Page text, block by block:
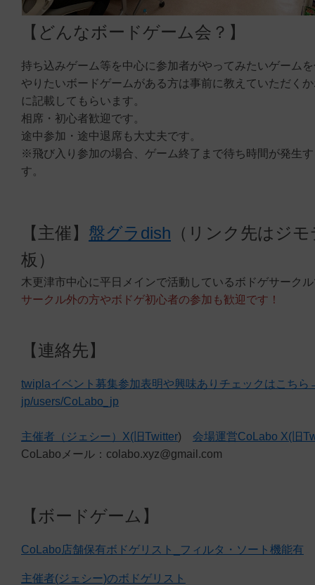
【どんなボードゲーム会？】
持ち込みゲーム等を中心に参加者がやってみたいゲーム
やりたいボードゲームがある方は事前に教えていただく
に記載してもらいます。
相席・初心者歓迎です。
途中参加・途中退席も大丈夫です。
※飛び入り参加の場合、ゲーム終了まで待ち時間が発生
す。
【主催】 盤グラdish （リンク先はジ
板）
木更津市中心に平日メインで活動しているボドゲサーク
サークル外の方やボドゲ初心者の参加も歓迎です！
【連絡先】
twiplaイベント募集参加表明や興味ありチェックはこち
jp/users/CoLabo_jp
主催者（ジェシー）X(旧Twitter) 会場運営CoLabo X(旧
CoLaboメール：colabo.xyz@gmail.com
【ボードゲーム】
CoLabo店舗保有ボドゲリスト_フィルタ・ソート機能有
主催者(ジェシー)のボドゲリスト